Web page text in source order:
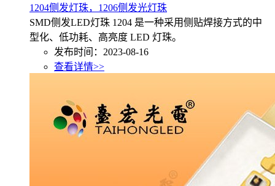
1204侧发灯珠，1206侧发光灯珠
SMD侧发LED灯珠 1204 是一种采用侧贴焊接方式的中
型化、低功耗、高亮度 LED 灯珠。
发布时间：2023-08-16
查看详情>>